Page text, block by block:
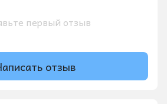
первый отзыв
отзыв